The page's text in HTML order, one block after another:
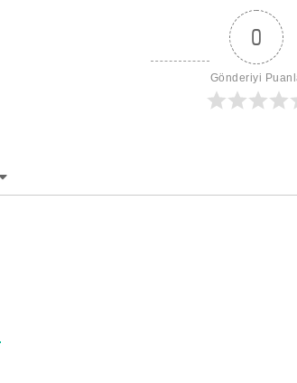
0
Gönderiyi